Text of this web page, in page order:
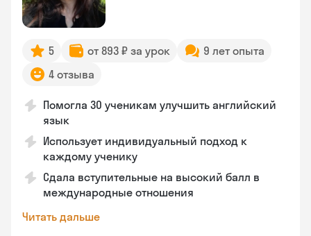
5 от 893 ₽ за урок
9 лет опыта
4 отзыва
Помогла 30 ученикам улучшить английский
язык
Использует индивидуальный подход к
каждому ученику
Сдала вступительные на высокий балл в
международные отношения
Читать дальше